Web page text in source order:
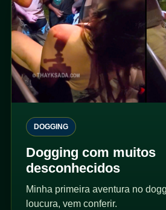
DOGGING
Dogging com muitos
desconhecidos
Minha primeira aventura no
loucura, vem conferir.